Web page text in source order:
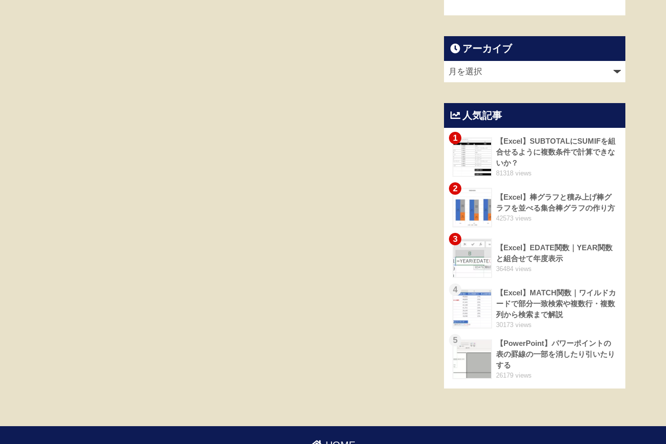
アーカイブ
人気記事
1
【Excel】SUBTOTALにSUMIFを組
合せるように複数条件で計算できな
いか？
81318 views
2
【Excel】棒グラフと積み上げ棒グ
ラフを並べる集合棒グラフの作り方
42573 views
3
【Excel】EDATE関数｜YEAR関数
と組合せて年度表示
36484 views
4
【Excel】MATCH関数｜ワイルドカ
ードで部分一致検索や複数行・複数
列から検索まで解説
30173 views
5
【PowerPoint】パワーポイントの
表の罫線の一部を消したり引いたり
する
26179 views